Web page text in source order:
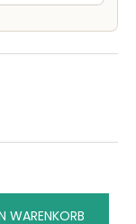
WARENKORB